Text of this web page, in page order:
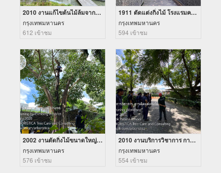
2010 งานแก้ไขต้นไม้ล้มจากพายุ ในพื้นที่เข้าถึงยาก
กรุงเทพมหานคร
612 เข้าชม
1911 ตัดแต่งกิ่งไม้ โรงแรมคอนราด
กรุงเทพมหานคร
594 เข้าชม
2002 งานตัดกิ่งไม้ขนาดใหญ่เหนือโรงรถ
กรุงเทพมหานคร
576 เข้าชม
2010 งานบริการวิชาการ การตัดแต่งกิ่งไม้
กรุงเทพมหานคร
554 เข้าชม